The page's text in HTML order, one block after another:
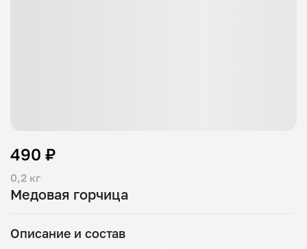
Медовая горчица
0,2 кг
490 ₽
Описание и состав